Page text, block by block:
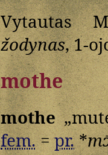
Vytautas
žodynas, 1-
mothe
mothe
fem.=pr.*